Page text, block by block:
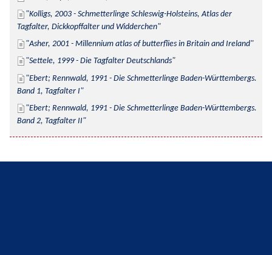
Kolligs, 2003 - Schmetterlinge Schleswig-Holsteins, Atlas der
Tagfalter, Dickkopffalter und Widderchen
Asher, 2001 - Millennium atlas of butterflies in Britain and Ireland
Settele, 1999 - Die Tagfalter Deutschlands
Ebert; Rennwald, 1991 - Die Schmetterlinge Baden-Württembergs.
Band 1, Tagfalter I
Ebert; Rennwald, 1991 - Die Schmetterlinge Baden-Württembergs.
Band 2, Tagfalter II